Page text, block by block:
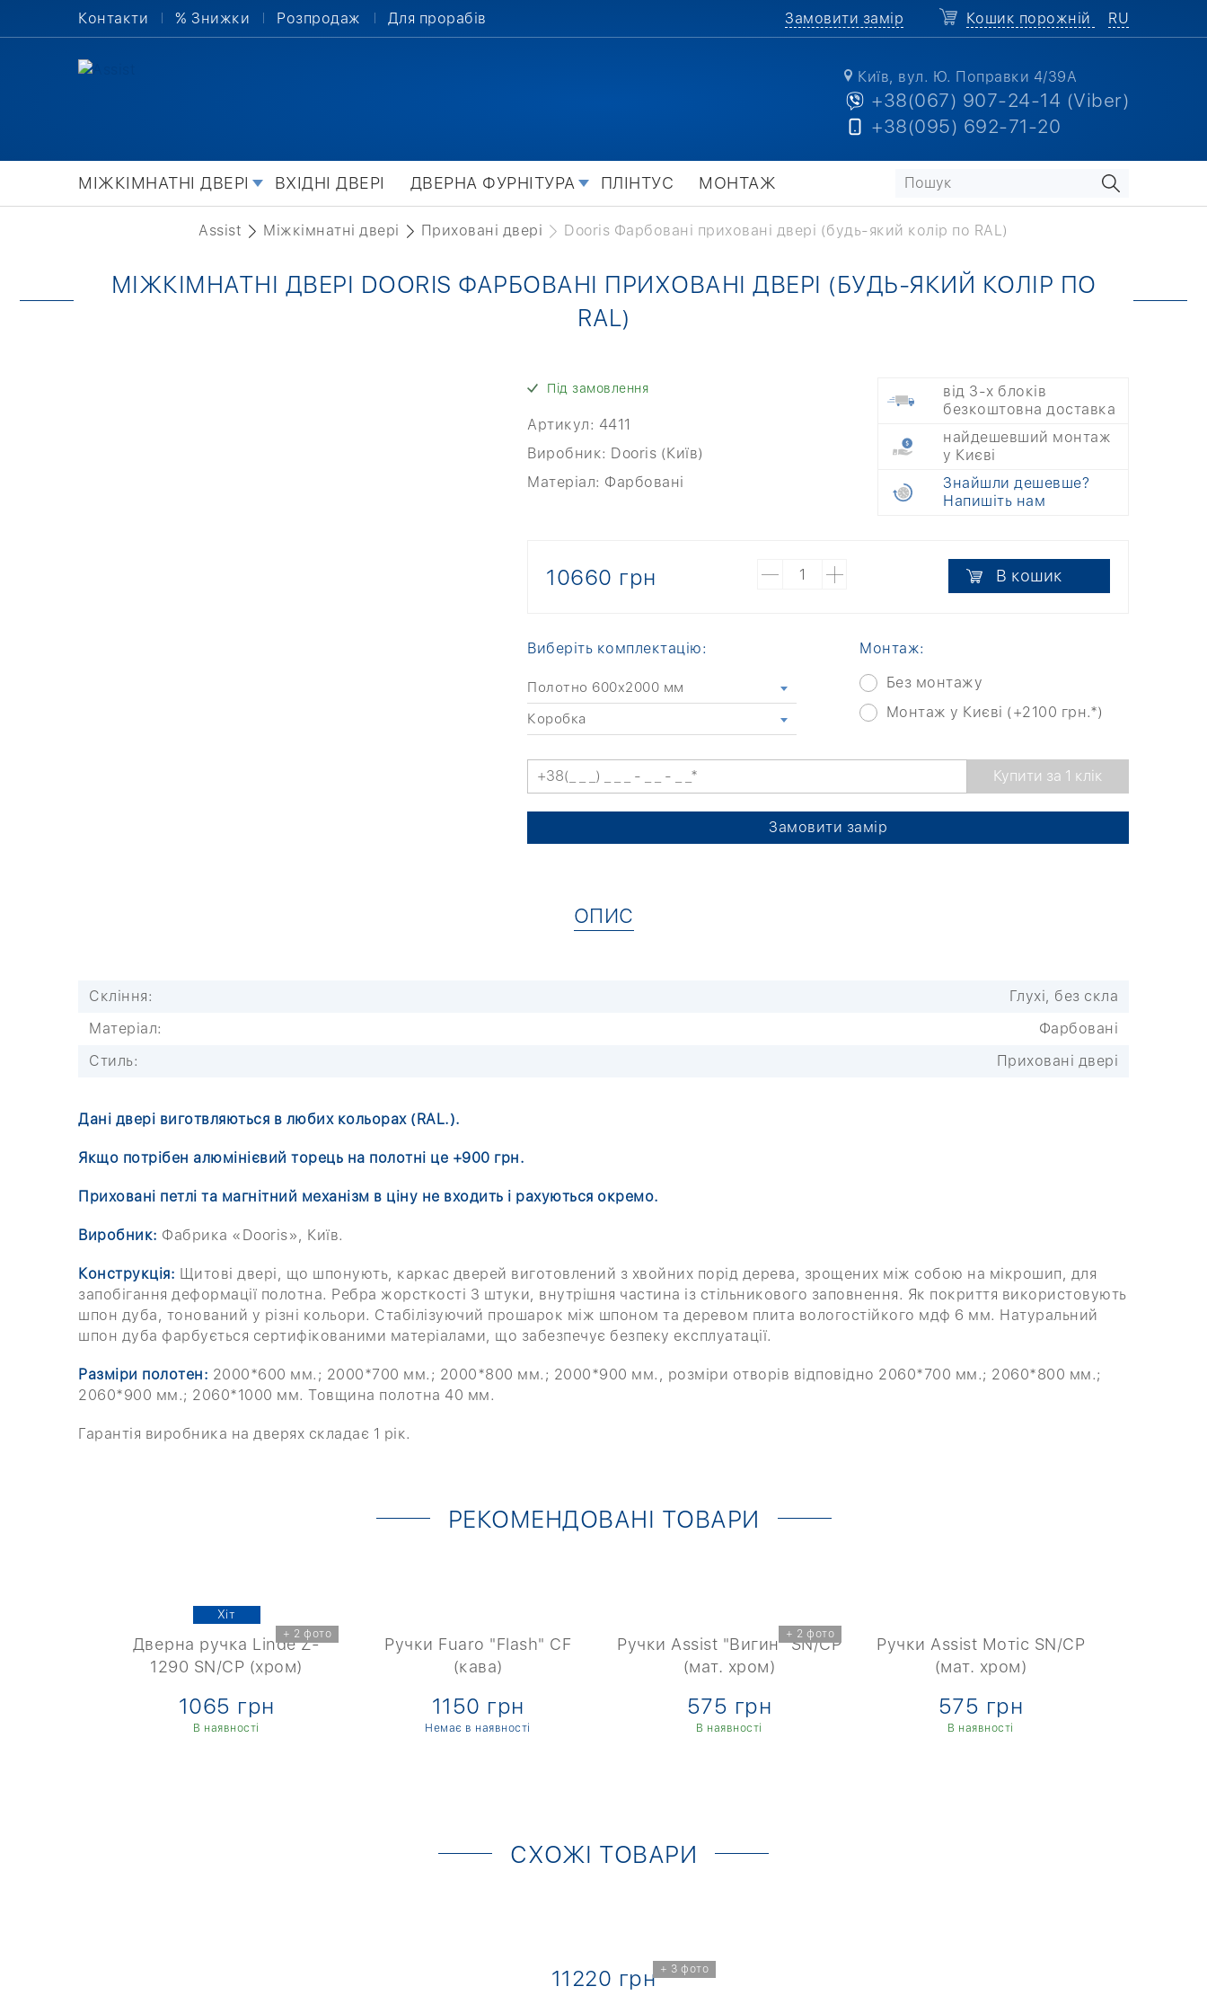
Контакти % Знижки Розпродаж Для прорабів Замовити замір Кошик порожній RU
Київ, вул. Ю. Поправки 4/39А
+38(067) 907-24-14 (Viber)
+38(095) 692-71-20
МІЖКІМНАТНІ ДВЕРІ ВХІДНІ ДВЕРІ ДВЕРНА ФУРНІТУРА ПЛІНТУС МОНТАЖ
Assist Міжкімнатні двері Приховані двері Dooris Фарбовані приховані двері (будь-який колір по RAL)
МІЖКІМНАТНІ ДВЕРІ DOORIS ФАРБОВАНІ ПРИХОВАНІ ДВЕРІ (БУДЬ-ЯКИЙ КОЛІР ПО
RAL)
Під замовлення
Артикул: 4411
Виробник: Dooris (Київ)
Матеріал: Фарбовані
від 3-х блоків
безкоштовна доставка
найдешевший монтаж
у Києві
Знайшли дешевше?
Напишіть нам
10660 грн В кошик
Виберіть комплектацію:
Полотно 600x2000 мм
Коробка
Монтаж:
Без монтажу
Монтаж у Києві (+2100 грн.*)
Замовити замір
ОПИС
Скління:
Глухі, без скла
Матеріал:
Фарбовані
Стиль:
Приховані двері
Дані двері виготвляються в любих кольорах (RAL.).
Якщо потрібен алюмінієвий торець на полотні це +900 грн.
Приховані петлі та магнітний механізм в ціну не входить і рахуються окремо.
Виробник: Фабрика «Dooris», Київ.
Конструкція: Щитові двері, що шпонують, каркас дверей виготовлений з хвойних порід дерева, зрощених між собою на мікрошип, для
запобігання деформації полотна. Ребра жорсткості 3 штуки, внутрішня частина із стільникового заповнення. Як покриття використовують
шпон дуба, тонований у різні кольори. Стабілізуючий прошарок між шпоном та деревом плита вологостійкого мдф 6 мм. Натуральний
шпон дуба фарбується сертифікованими матеріалами, що забезпечує безпеку експлуатації.
Разміри полотен: 2000*600 мм.; 2000*700 мм.; 2000*800 мм.; 2000*900 мм., розміри отворів відповідно 2060*700 мм.; 2060*800 мм.;
2060*900 мм.; 2060*1000 мм. Товщина полотна 40 мм.
Гарантія виробника на дверях складає 1 рік.
РЕКОМЕНДОВАНІ ТОВАРИ
Хіт
+ 2 фото
Дверна ручка Linde Z-
1290 SN/CР (хром)
1065 грн
В наявності
Ручки Fuaro "Flash" CF
(кава)
1150 грн
Немає в наявності
+ 2 фото
Ручки Assist "Вигин" SN/CP
(мат. хром)
575 грн
В наявності
Ручки Assist Мотіс SN/CP
(мат. хром)
575 грн
В наявності
СХОЖІ ТОВАРИ
+ 3 фото
11220 грн